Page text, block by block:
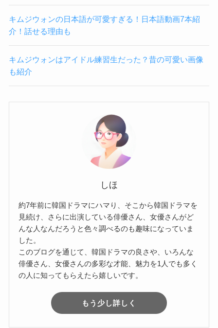
キムジウォンの日本語が可愛すぎる！日本語動画7本紹
介！話せる理由も
キムジウォンはアイドル練習生だった？昔の可愛い画像
も紹介
しほ
約7年前に韓国ドラマにハマり、そこから韓国ドラマを
見続け、さらに出演している俳優さん、女優さんがど
んな人なんだろうと色々調べるのも趣味になっていま
した。
このブログを通じて、韓国ドラマの良さや、いろんな
俳優さん、女優さんの多彩な才能、魅力を1人でも多く
の人に知ってもらえたら嬉しいです。
もう少し詳しく